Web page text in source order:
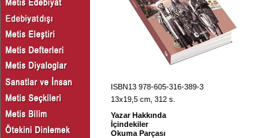
ISBN13 978-605-316-389-3
13x19,5 cm, 312 s.
Yazar Hakkında
İçindekiler
Okuma Parçası